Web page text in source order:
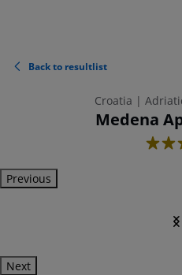
Back to resultlist
Croatia |
Medena
4
Previous
Next